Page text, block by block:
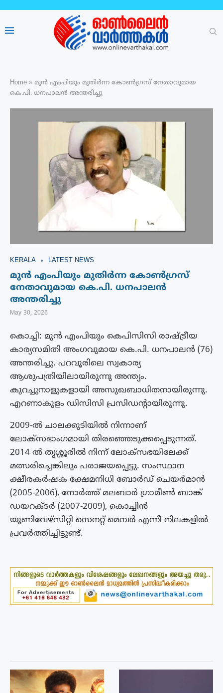
Home » മുൻ എംപിയും മുതിർന്ന കോൺഗ്രസ് നേതാവുമായ
കെ.പി. ധനപാലൻ അന്തരിച്ചു
KERALA LATEST NEWS
മുൻ എംപിയും മുതിർന്ന കോൺഗ്രസ്
നേതാവുമായ കെ.പി. ധനപാലൻ
അന്തരിച്ചു
May 30, 2026
കൊച്ചി: മുൻ എംപിയും കെപിസിസി രാഷ്ട്രീയ
കാര്യസമിതി അംഗവുമായ കെ.പി. ധനപാലൻ (76)
അന്തരിച്ചു. പറവൂരിലെ സ്വകാര്യ
ആശുപത്രിയിലായിരുന്നു അന്ത്യം.
കുറച്ചുനാളുകളായി അസുഖബാധിതനായിരുന്നു.
എറണാകുളം ഡിസിസി പ്രസിഡന്റായിരുന്നു.
2009-ൽ ചാലക്കുടിയിൽ നിന്നാണ്
ലോക്സഭാംഗമായി തിരഞ്ഞെടുക്കപ്പെടുന്നത്.
2014 ൽ തൃശ്ശൂരിൽ നിന്ന് ലോക്സഭയിലേക്ക്
മത്സരിച്ചെങ്കിലും പരാജയപ്പെട്ടു. സംസ്ഥാന
ക്ഷീരകര്‍ഷക ക്ഷേമനിധി ബോര്‍ഡ് ചെയര്‍മാന്‍
(2005-2006), നോര്‍ത്ത് മലബാര്‍ ഗ്രാമീണ്‍ ബാങ്ക്
ഡയറക്ടര്‍ (2007-2009), കൊച്ചിന്‍
യൂണിവേഴ്‌സിറ്റി സെനറ്റ് മെമ്പര്‍ എന്നീ നിലകളില്‍
പ്രവര്‍ത്തിച്ചിട്ടുണ്ട്.